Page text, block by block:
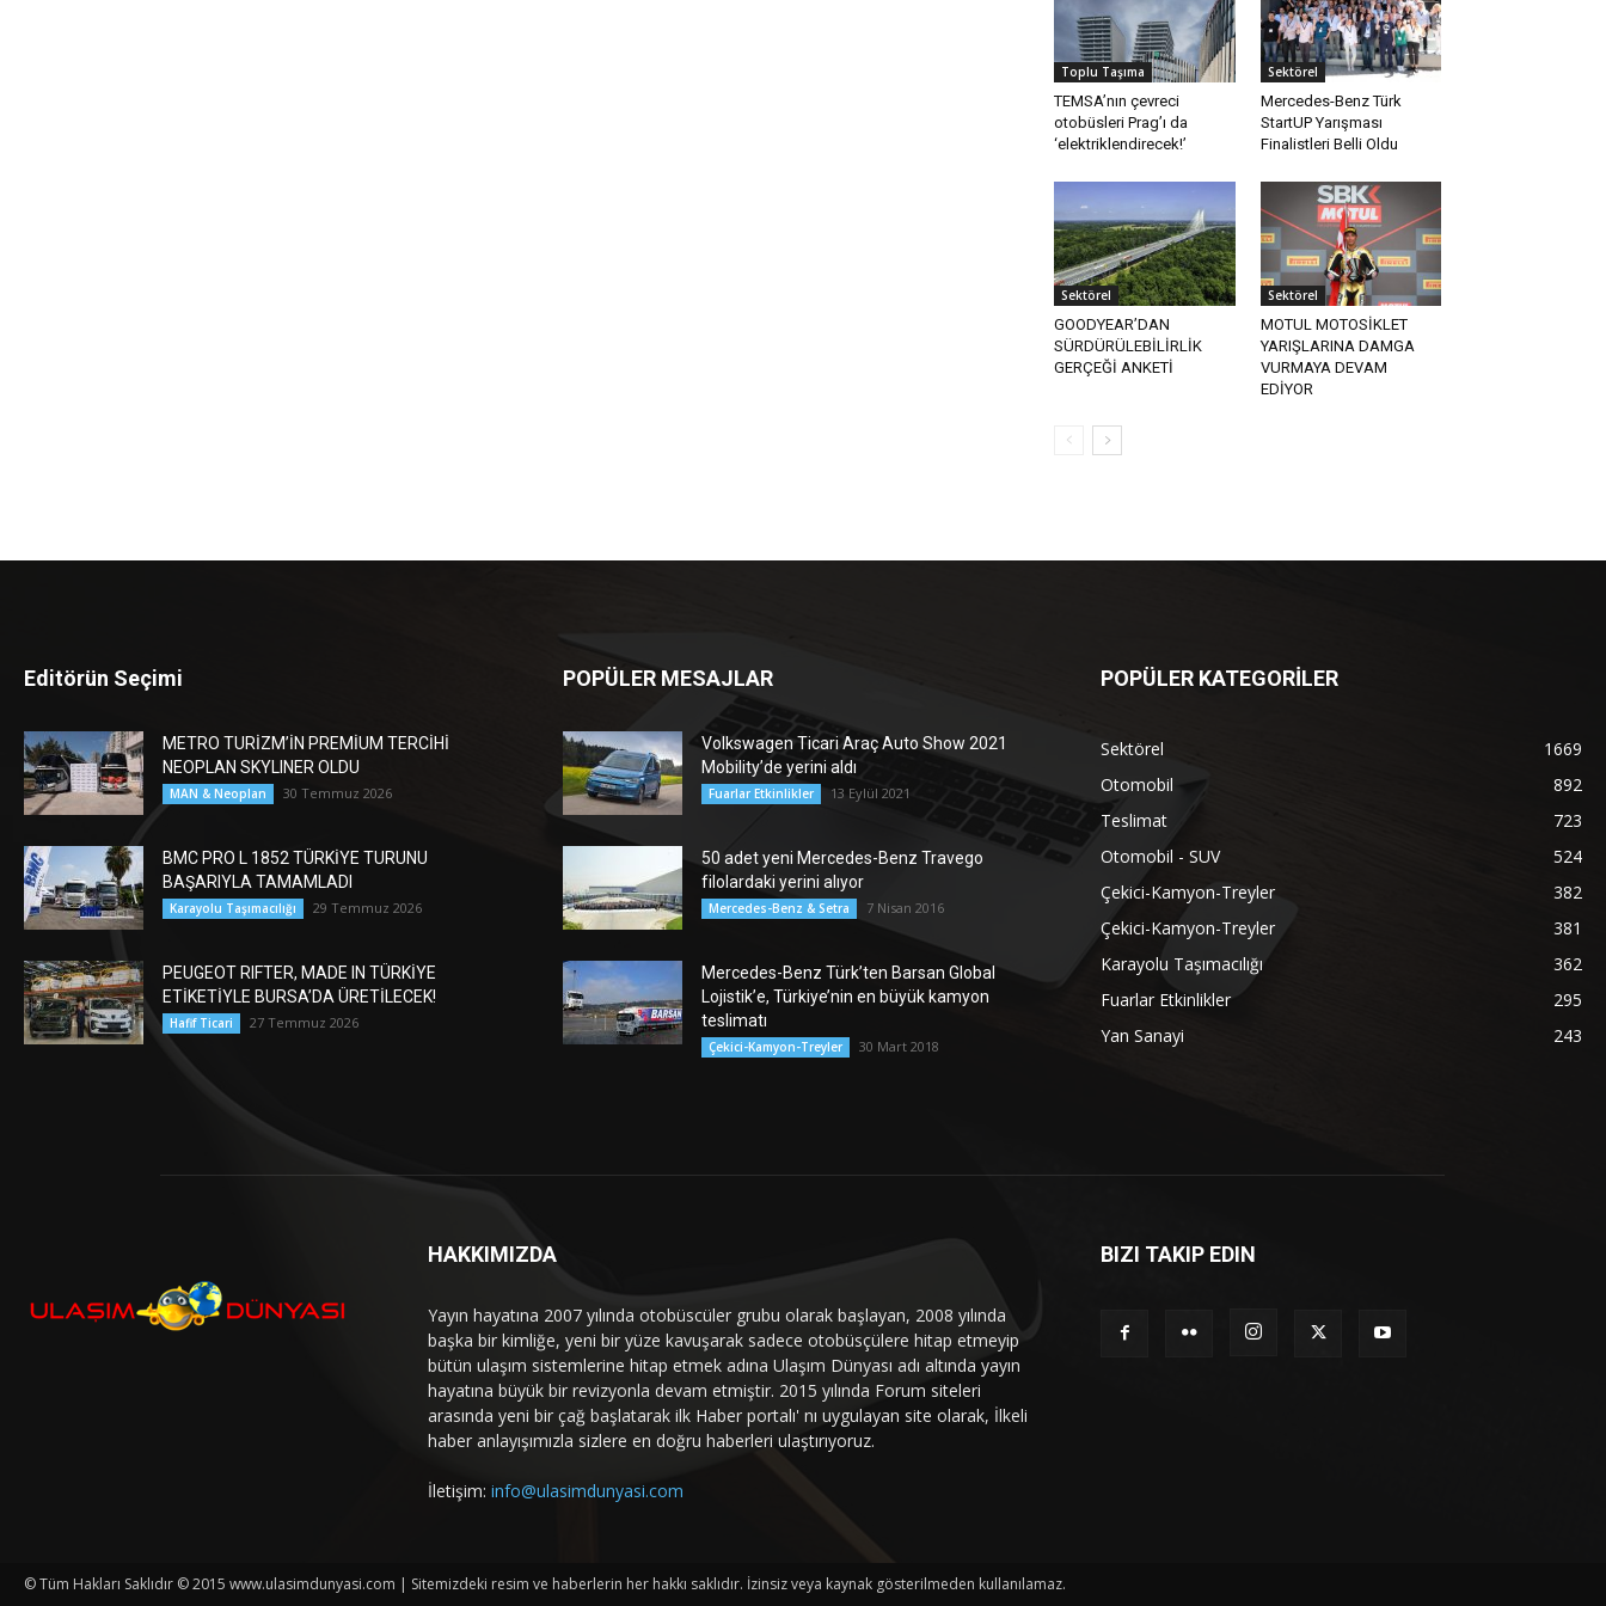
Toplu Taşıma
TEMSA’nın çevreci
otobüsleri Prag’ı da
‘elektriklendirecek!’
Sektörel
Mercedes-Benz Türk
StartUP Yarışması
Finalistleri Belli Oldu
Sektörel
GOODYEAR’DAN
SÜRDÜRÜLEBİLİRLİK
GERÇEĞİ ANKETİ
Sektörel
MOTUL MOTOSİKLET
YARIŞLARINA DAMGA
VURMAYA DEVAM
EDİYOR
Editörün Seçimi
METRO TURİZM’İN PREMİUM TERCİHİ
NEOPLAN SKYLINER OLDU
MAN & Neoplan 30 Temmuz 2026
BMC PRO L 1852 TÜRKİYE TURUNU
BAŞARIYLA TAMAMLADI
Karayolu Taşımacılığı 29 Temmuz 2026
PEUGEOT RIFTER, MADE IN TÜRKİYE
ETİKETİYLE BURSA’DA ÜRETİLECEK!
Hafif Ticari 27 Temmuz 2026
POPÜLER MESAJLAR
Volkswagen Ticari Araç Auto Show 2021
Mobility’de yerini aldı
Fuarlar Etkinlikler 13 Eylül 2021
50 adet yeni Mercedes-Benz Travego
filolardaki yerini alıyor
Mercedes-Benz & Setra 7 Nisan 2016
Mercedes-Benz Türk’ten Barsan Global
Lojistik’e, Türkiye’nin en büyük kamyon
teslimatı
Çekici-Kamyon-Treyler 30 Mart 2018
POPÜLER KATEGORİLER
Sektörel
1669
Otomobil
892
Teslimat
723
Otomobil - SUV
524
Çekici-Kamyon-Treyler
382
Çekici-Kamyon-Treyler
381
Karayolu Taşımacılığı
362
Fuarlar Etkinlikler
295
Yan Sanayi
243
HAKKIMIZDA
Yayın hayatına 2007 yılında otobüscüler grubu olarak başlayan, 2008 yılında
başka bir kimliğe, yeni bir yüze kavuşarak sadece otobüsçülere hitap etmeyip
bütün ulaşım sistemlerine hitap etmek adına Ulaşım Dünyası adı altında yayın
hayatına büyük bir revizyonla devam etmiştir. 2015 yılında Forum siteleri
arasında yeni bir çağ başlatarak ilk Haber portalı' nı uygulayan site olarak, İlkeli
haber anlayışımızla sizlere en doğru haberleri ulaştırıyoruz.
İletişim: info@ulasimdunyasi.com
BIZI TAKIP EDIN
© Tüm Hakları Saklıdır © 2015 www.ulasimdunyasi.com | Sitemizdeki resim ve haberlerin her hakkı saklıdır. İzinsiz veya kaynak gösterilmeden kullanılamaz.